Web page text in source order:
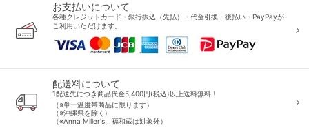
お支払いについて
各種クレジットカード・銀行振込（先払）・代金引換・後払い・PayPayが
ご利用いただけます。
配送料について
1配送先につき商品代金5,400円(税込)以上送料無料！
（※単一温度帯商品に限ります）
（※沖縄県を除く)
（※Anna Miller's、福和蔵は対象外）